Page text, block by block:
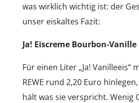
was wirklich wichtig ist: der
unser eiskaltes Fazit:
Ja! Eiscreme Bourbon-Vanille
Für einen Liter „Ja! Vanilleeis“
REWE rund 2,20 Euro
hält was sie verspricht. Wenig